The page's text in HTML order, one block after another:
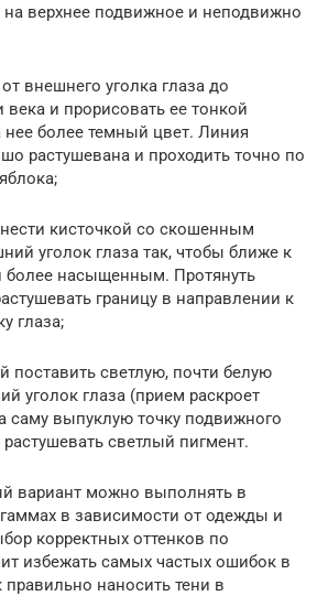
на верхнее подвижное и неподвижно
внешнего уголка глаза до
и прорисовать ее тонкой
нее более темный цвет. Линия
растушевана и проходить точно по
кисточкой со скошенным
уголок глаза так, чтобы ближе к
более насыщенным. Протянуть
границу в направлении к
глаза;
поставить светлую, почти белую
уголок глаза (прием раскроет
саму выпуклую точку подвижного
светлый пигмент.
вариант можно выполнять в
в зависимости от одежды и
корректных оттенков по
избежать самых частых ошибок в
наносить тени в